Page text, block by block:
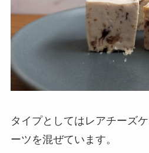
タイプとしてはレアチーズ
ーツを混ぜています。